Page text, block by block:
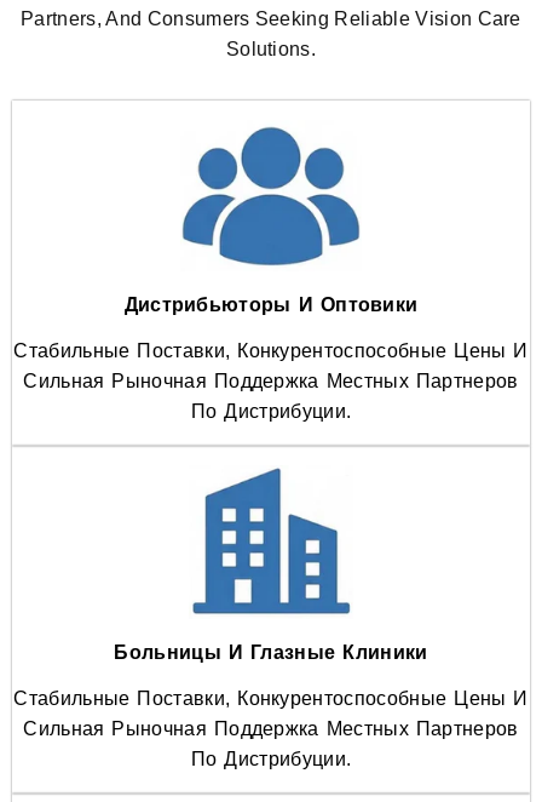
Partners, And Consumers Seeking Reliable Vision Care
Solutions.
Дистрибьюторы И Оптовики
Стабильные Поставки, Конкурентоспособные Цены И
Сильная Рыночная Поддержка Местных Партнеров
По Дистрибуции.
Больницы И Глазные Клиники
Стабильные Поставки, Конкурентоспособные Цены И
Сильная Рыночная Поддержка Местных Партнеров
По Дистрибуции.